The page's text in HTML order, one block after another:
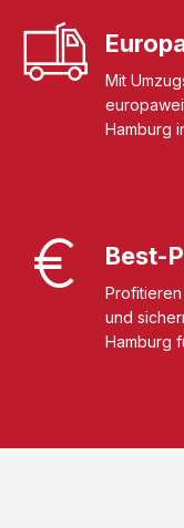
Mit
Hamburg
Best-
und
Hamburg